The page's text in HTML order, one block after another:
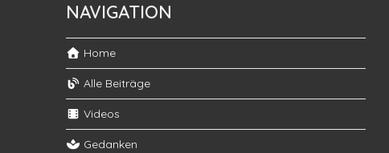
NAVIGATION
Home
Alle Beiträge
Videos
Gedanken